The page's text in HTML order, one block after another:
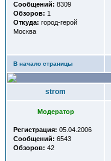
Сообщений: 8309
Обзоров: 1
Откуда: город-герой
Москва
В начало страницы
strom
Модератор
Регистрация: 05.04.2006
Сообщений: 6543
Обзоров: 42